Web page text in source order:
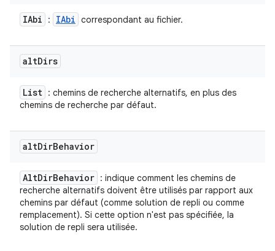
IAbi : IAbi correspondant au fichier.
altDirs
List : chemins de recherche alternatifs, en plus des
chemins de recherche par défaut.
altDirBehavior
AltDirBehavior : indique comment les chemins de
recherche alternatifs doivent être utilisés par rapport aux
chemins par défaut (comme solution de repli ou comme
remplacement). Si cette option n'est pas spécifiée, la
solution de repli sera utilisée.